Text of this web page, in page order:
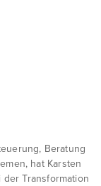
Beratung
hat Karsten
Transformation